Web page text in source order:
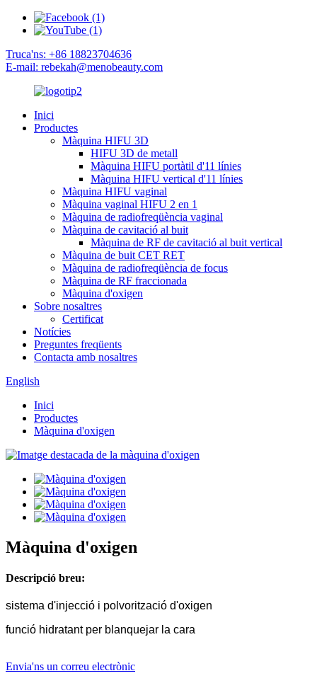
Truca'ns: +86 18823704636
E-mail: rebekah@menobeauty.com
Inici
Productes
Màquina HIFU 3D
HIFU 3D de metall
Màquina HIFU portàtil d'11 línies
Màquina HIFU vertical d'11 línies
Màquina HIFU vaginal
Màquina vaginal HIFU 2 en 1
Màquina de radiofreqüència vaginal
Màquina de cavitació al buit
Màquina de RF de cavitació al buit vertical
Màquina de buit CET RET
Màquina de radiofreqüència de focus
Màquina de RF fraccionada
Màquina d'oxigen
Sobre nosaltres
Certificat
Notícies
Preguntes freqüents
Contacta amb nosaltres
English
Inici
Productes
Màquina d'oxigen
Màquina d'oxigen
Descripció breu:
sistema d'injecció i polvorització d'oxigen
funció hidratant per blanquejar la cara
Envia'ns un correu electrònic